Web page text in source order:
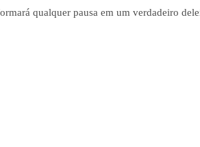
qualquer pausa em um verdadeiro